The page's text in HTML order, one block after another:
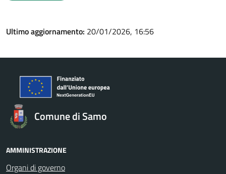
Ultimo aggiornamento: 20/01/2026, 16:56
Comune di Samo
AMMINISTRAZIONE
Organi di governo